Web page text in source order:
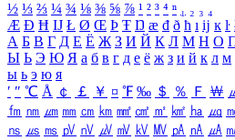
½ ⅓ ⅔ ¼ ¾ ⅛ ⅜ ⅝ ⅞ ¹ ² ³ ⁴ ⁿ ₁ ₂ ₃ ₄
Æ Ð Ħ Ĳ Ł Ø Œ Þ Ŧ Ŋ æ đ ð ħ ı ĳ ĸ ŀ
А Б В Г Д Е Ё Ж З И Й К Л М Н О
Ы Ь Э Ю Я а б в г д е ё ж з и й к л м
ы ь э ю я
′ ″ ℃ Å ￠ ￡ ￥ ¤ ℉ ‰ ＄ ％ Ｆ ￦
㎙ ㎚ ㎛ ㎜ ㎝ ㎞ ㎟ ㎠ ㎡ ㎢ ㏊ ㎍
㎱ ㎲ ㎳ ㎴ ㎵ ㎶ ㎷ ㎸ ㎹ ㎀ ㎁ ㎂